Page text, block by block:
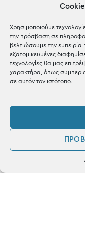
Χρησιμοποιούμε
την πρόσβαση σε
βελτιώσουμε την
εξατομικευμένες
τεχνολογίες θα μας
χαρακτήρα, όπως
σε αυτόν τον ιστότοπο.
Δευ /